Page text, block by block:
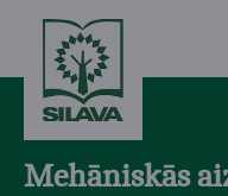
Mehāniskās